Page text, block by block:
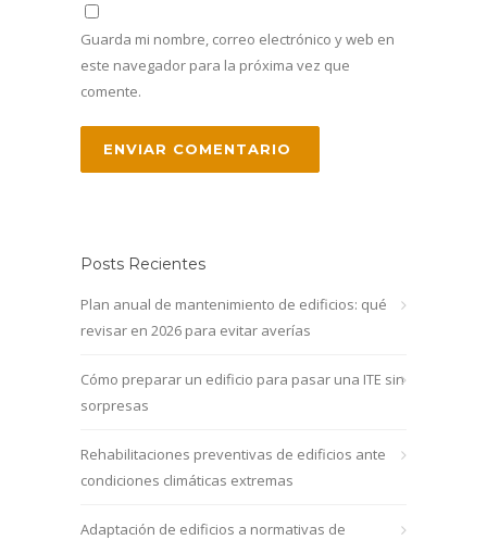
Guarda mi nombre, correo electrónico y web en
este navegador para la próxima vez que
comente.
Posts Recientes
Plan anual de mantenimiento de edificios: qué
revisar en 2026 para evitar averías
Cómo preparar un edificio para pasar una ITE sin
sorpresas
Rehabilitaciones preventivas de edificios ante
condiciones climáticas extremas
Adaptación de edificios a normativas de